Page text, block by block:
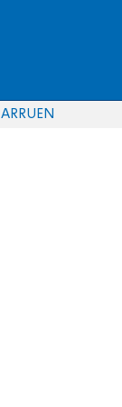
EN
RU
AR